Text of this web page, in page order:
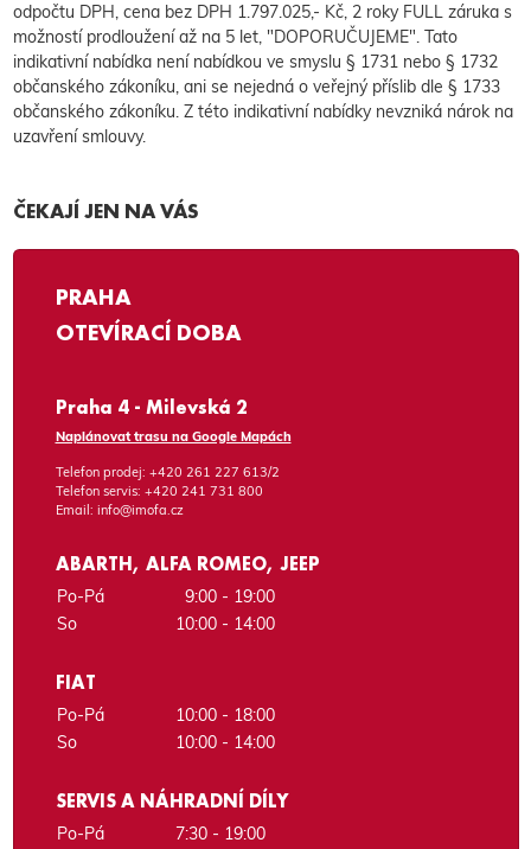
odpočtu DPH, cena bez DPH 1.797.025,- Kč, 2 roky FULL záruka s
možností prodloužení až na 5 let, "DOPORUČUJEME". Tato
indikativní nabídka není nabídkou ve smyslu § 1731 nebo § 1732
občanského zákoníku, ani se nejedná o veřejný příslib dle § 1733
občanského zákoníku. Z této indikativní nabídky nevzniká nárok na
uzavření smlouvy.
ČEKAJÍ JEN NA VÁS
PRAHA
OTEVÍRACÍ DOBA
Praha 4 - Milevská 2
Naplánovat trasu na Google Mapách
Telefon prodej: +420 261 227 613/2
Telefon servis: +420 241 731 800
Email: info@imofa.cz
ABARTH, ALFA ROMEO, JEEP
Po-Pá
9:00 - 19:00
So
10:00 - 14:00
FIAT
Po-Pá
10:00 - 18:00
So
10:00 - 14:00
SERVIS A NÁHRADNÍ DÍLY
Po-Pá 7:30 - 19:00